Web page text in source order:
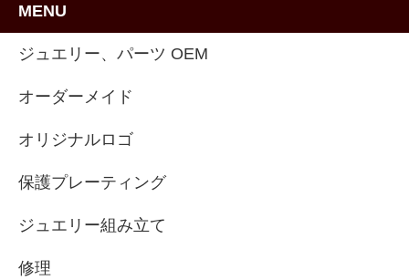
MENU
ジュエリー、パーツ OEM
オーダーメイド
オリジナルロゴ
保護プレーティング
ジュエリー組み立て
修理